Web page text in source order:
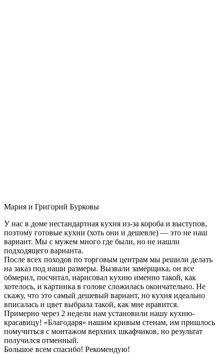
Мария и Григорий Бурковы
У нас в доме нестандартная кухня из-за короба и выступов,
поэтому готовые кухни (хоть они и дешевле) — это не наш
вариант. Мы с мужем много где были, но не нашли
подходящего варианта.
После всех походов по торговым центрам мы решили делать
на заказ под наши размеры. Вызвали замерщика, он все
обмерил, посчитал, нарисовал кухню именно такой, как
хотелось, и картинка в голове сложилась окончательно. Не
скажу, что это самый дешевый вариант, но кухня идеально
вписалась и цвет выбрала такой, как мне нравится.
Примерно через 2 недели нам установили нашу кухню-
красавицу! «Благодаря» нашим кривым стенам, им пришлось
помучиться с монтажом верхних шкафчиков, но результат
получился отменный.
Большое всем спасибо! Рекомендую!